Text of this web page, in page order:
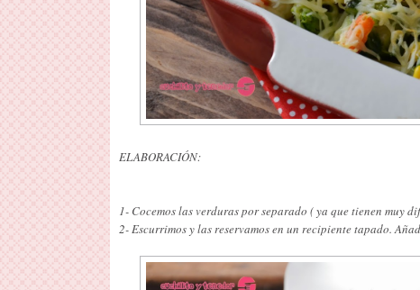
ELABORACIÓN:
1- Cocemos las verduras por separado ( ya que tienen muy
2- Escurrimos y las reservamos en un recipiente tapado.